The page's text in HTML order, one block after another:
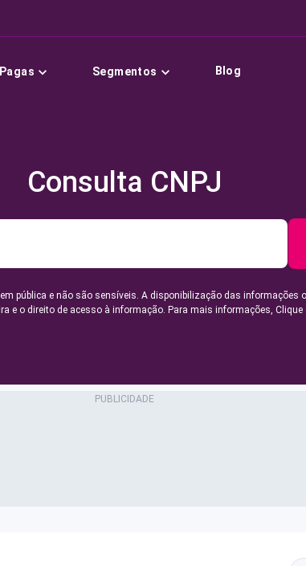
Segmentos Blog
Consulta CNPJ
pública e não são sensíveis. A disponibilização das informações
e o direito de acesso à informação. Para mais informações, Clique